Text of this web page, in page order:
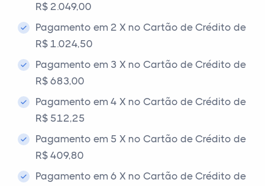
R$ 2.049,00
Pagamento em 2 X no Cartão de Crédito de
R$ 1.024,50
Pagamento em 3 X no Cartão de Crédito de
R$ 683,00
Pagamento em 4 X no Cartão de Crédito de
R$ 512,25
Pagamento em 5 X no Cartão de Crédito de
R$ 409,80
Pagamento em 6 X no Cartão de Crédito de